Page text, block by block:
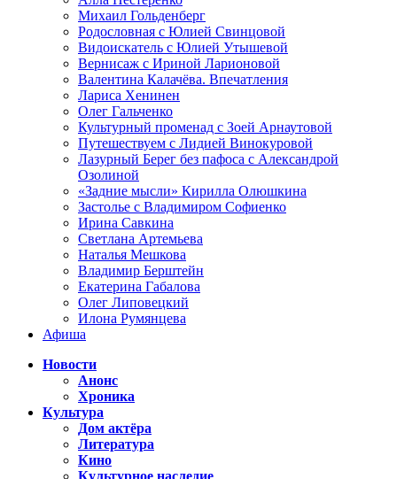
Михаил Гольденберг
Родословная с Юлией Свинцовой
Видоискатель с Юлией Утышевой
Вернисаж с Ириной Ларионовой
Валентина Калачёва. Впечатления
Лариса Хенинен
Олег Гальченко
Культурный променад с Зоей Арнаутовой
Путешествуем с Лидией Винокуровой
Лазурный Берег без пафоса с Александрой
Озолиной
«Задние мысли» Кирилла Олюшкина
Застолье с Владимиром Софиенко
Ирина Савкина
Светлана Артемьева
Наталья Мешкова
Владимир Берштейн
Екатерина Габалова
Олег Липовецкий
Илона Румянцева
Афиша
Новости
Анонс
Хроника
Культура
Дом актёра
Литература
Кино